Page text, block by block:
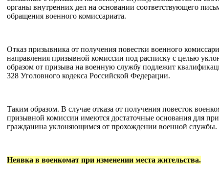
органы внутренних дел на основании соответствующего
обращения военного комиссариата.
Отказ призывника от получения повестки военного
направления призывной комиссии под расписку с целью
образом от призыва на военную службу подлежит
328 Уголовного кодекса Российской Федерации.
Таким образом. В случае отказа от получения повесток
призывной комиссии имеются достаточные основания для
гражданина уклоняющимся от прохождении военной службы.
Неявка в военкомат при изменении места жительства.